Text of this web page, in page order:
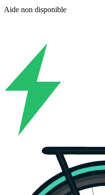
Aide non disponible